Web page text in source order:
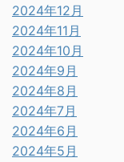
2024年12月
2024年11月
2024年10月
2024年9月
2024年8月
2024年7月
2024年6月
2024年5月